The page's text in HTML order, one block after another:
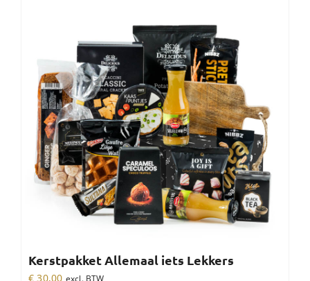
Kerstpakket Allemaal iets Lekkers
€ 30,00 excl. BTW